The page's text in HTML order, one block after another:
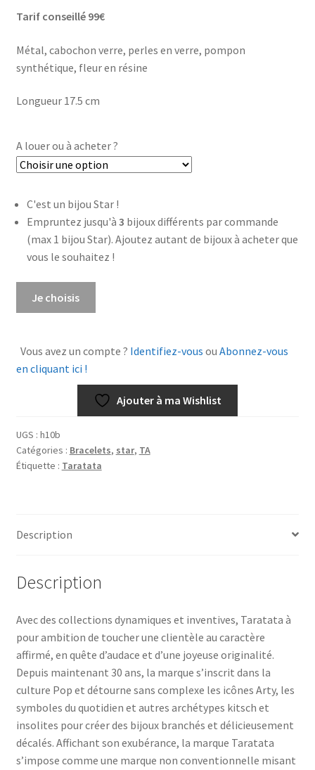
€0,00
à
Tarif conseillé 99€
Métal, cabochon verre, perles en verre, pompon
synthétique, fleur en résine
Longueur 17.5 cm
A louer ou à acheter ?
C'est un bijou Star !
Empruntez jusqu'à 3 bijoux différents par commande
(max 1 bijou Star). Ajoutez autant de bijoux à acheter que
vous le souhaitez !
Je choisis
Vous avez un compte ? Identifiez-vous ou Abonnez-vous
en cliquant ici !
Ajouter à ma Wishlist
UGS : h10b
Catégories : Bracelets, star, TA
Étiquette : Taratata
Description
Description
Avec des collections dynamiques et inventives, Taratata à
pour ambition de toucher une clientèle au caractère
affirmé, en quête d’audace et d’une joyeuse originalité.
Depuis maintenant 30 ans, la marque s’inscrit dans la
culture Pop et détourne sans complexe les icônes Arty, les
symboles du quotidien et autres archétypes kitsch et
insolites pour créer des bijoux branchés et délicieusement
décalés. Affichant son exubérance, la marque Taratata
s’impose comme une marque non conventionnelle misant